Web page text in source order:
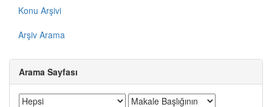
Konu Arşivi
Arşiv Arama
Arama Sayfası